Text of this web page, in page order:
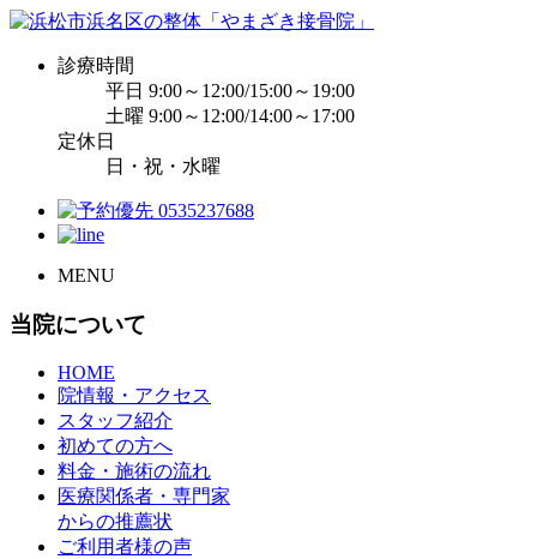
診療時間
平日 9:00～12:00/15:00～19:00
土曜 9:00～12:00/14:00～17:00
定休日
日・祝・水曜
MENU
当院について
HOME
院情報・アクセス
スタッフ紹介
初めての方へ
料金・施術の流れ
医療関係者・専門家
からの推薦状
ご利用者様の声